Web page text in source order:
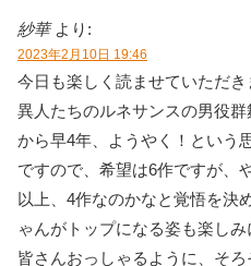
紗華 より:
2023年2月10日 19:46
今日も楽しく読ませていただき
異人たちのルネサンスの男役
から早4年、ようやく！という
ですので、希望は6作ですが、
以上、4作なのかなと覚悟を決
ゃんがトップになる姿も楽し
皆さんおっしゃるように、そ